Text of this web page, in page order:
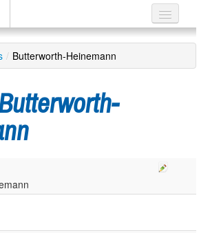
/ Butterworth-Heinemann